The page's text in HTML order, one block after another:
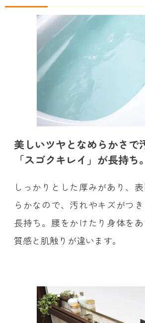
美しいツヤとなめらかさで
「スゴクキレイ」が長持ち。
しっかりとした厚みがあり、
らかなので、汚れやキズがつ
長持ち。腰をかけたり身体を
質感と肌触りが違います。